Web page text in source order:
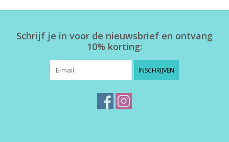
Schrijf je in voor de nieuwsbrief en ontvang
10% korting:
INSCHRIJVEN